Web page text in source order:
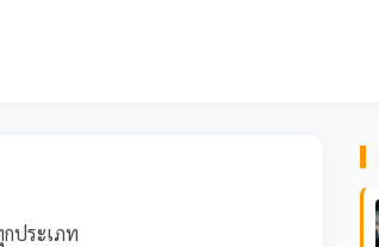
ประเภท